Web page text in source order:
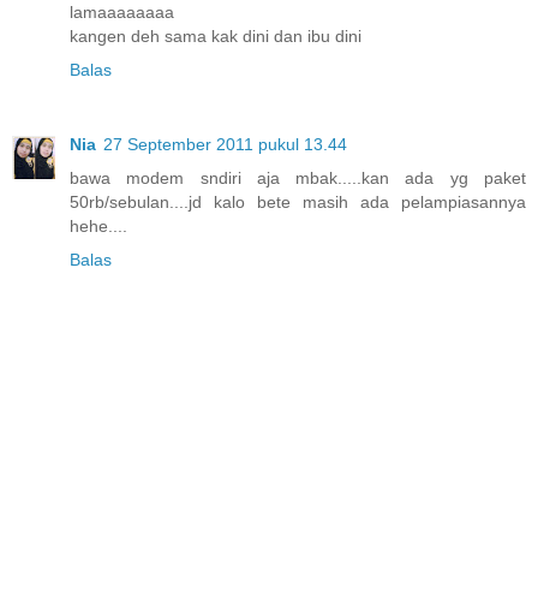
lamaaaaaaaa
kangen deh sama kak dini dan ibu dini
Balas
Nia 27 September 2011 pukul 13.44
bawa modem sndiri aja mbak.....kan ada yg paket
50rb/sebulan....jd kalo bete masih ada pelampiasannya
hehe....
Balas